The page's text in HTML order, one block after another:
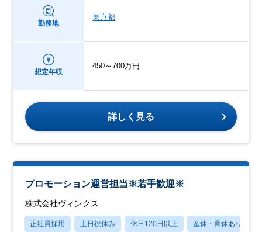
勤務地
東京都
想定年収
450～700万円
詳しく見る
プロモーション運営担当※若手歓迎※
株式会社ヴィンクス
正社員採用 土日祝休み 休日120日以上 産休・育休あり